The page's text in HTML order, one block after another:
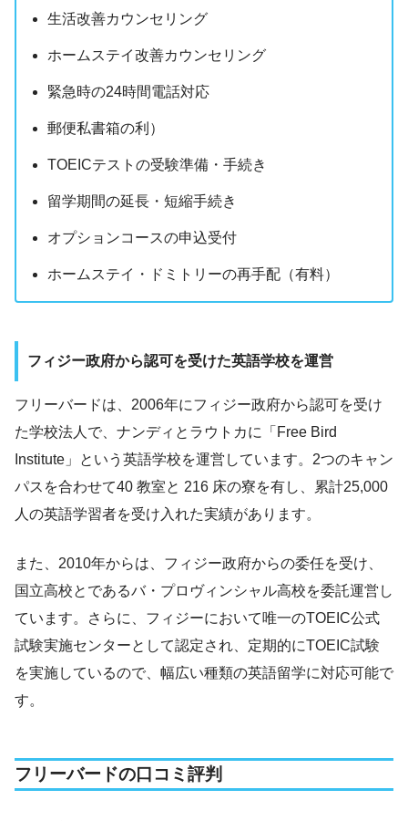
生活改善カウンセリング
ホームステイ改善カウンセリング
緊急時の24時間電話対応
郵便私書箱の利）
TOEICテストの受験準備・手続き
留学期間の延長・短縮手続き
オプションコースの申込受付
ホームステイ・ドミトリーの再手配（有料）
フィジー政府から認可を受けた英語学校を運営
フリーバードは、2006年にフィジー政府から認可を受け
た学校法人で、ナンディとラウトカに「Free Bird
Institute」という英語学校を運営しています。2つのキャン
パスを合わせて40 教室と 216 床の寮を有し、累計25,000
人の英語学習者を受け入れた実績があります。
また、2010年からは、フィジー政府からの委任を受け、
国立高校とであるバ・プロヴィンシャル高校を委託運営し
ています。さらに、フィジーにおいて唯一のTOEIC公式
試験実施センターとして認定され、定期的にTOEIC試験
を実施しているので、幅広い種類の英語留学に対応可能で
す。
フリーバードの口コミ評判